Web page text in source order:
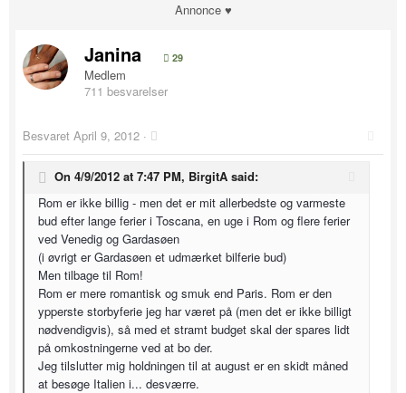
Annonce ♥
Janina 29
Medlem
711 besvarelser
Besvaret April 9, 2012 ·
On 4/9/2012 at 7:47 PM, BirgitA said:
Rom er ikke billig - men det er mit allerbedste og varmeste
bud efter lange ferier i Toscana, en uge i Rom og flere ferier
ved Venedig og Gardasøen
(i øvrigt er Gardasøen et udmærket bilferie bud)
Men tilbage til Rom!
Rom er mere romantisk og smuk end Paris. Rom er den
ypperste storbyferie jeg har været på (men det er ikke billigt
nødvendigvis), så med et stramt budget skal der spares lidt
på omkostningerne ved at bo der.
Jeg tilslutter mig holdningen til at august er en skidt måned
at besøge Italien i... desværre.